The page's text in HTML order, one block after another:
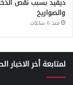
ديفيد بسبب نقص
والصواريخ
منذ 6 ساعات
لمتابعة أخر الاخبار